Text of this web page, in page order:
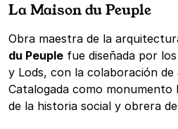
La Maison du Peuple
Obra maestra de la
du Peuple fue diseñada por
y Lods, con la colaboración de
Catalogada como
de la historia social y obrera